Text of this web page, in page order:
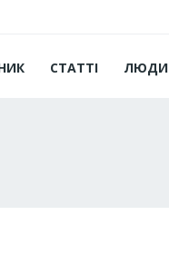
СТАТТІ ЛЮДИ